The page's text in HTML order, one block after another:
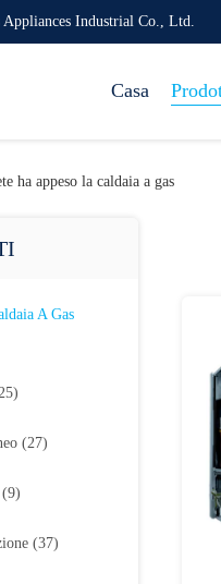
Appliances Industrial Co., Ltd.
Casa
ha appeso la caldaia a gas
A Gas
(27)
(9)
(37)